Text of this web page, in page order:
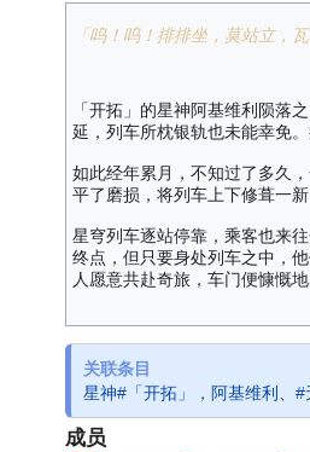
「呜！呜！排排坐，莫站立，
「开拓」的星神阿基维利陨落
延，列车所枕银轨也未能幸免
如此经年累月，不知过了多久
平了磨损，将列车上下修葺一
星穹列车逐站停靠，乘客也来
终点，但只要身处列车之中，
人愿意共赴奇旅，车门便慷慨地
关联条目
星神#「开拓」，阿基维利 、 #
成员